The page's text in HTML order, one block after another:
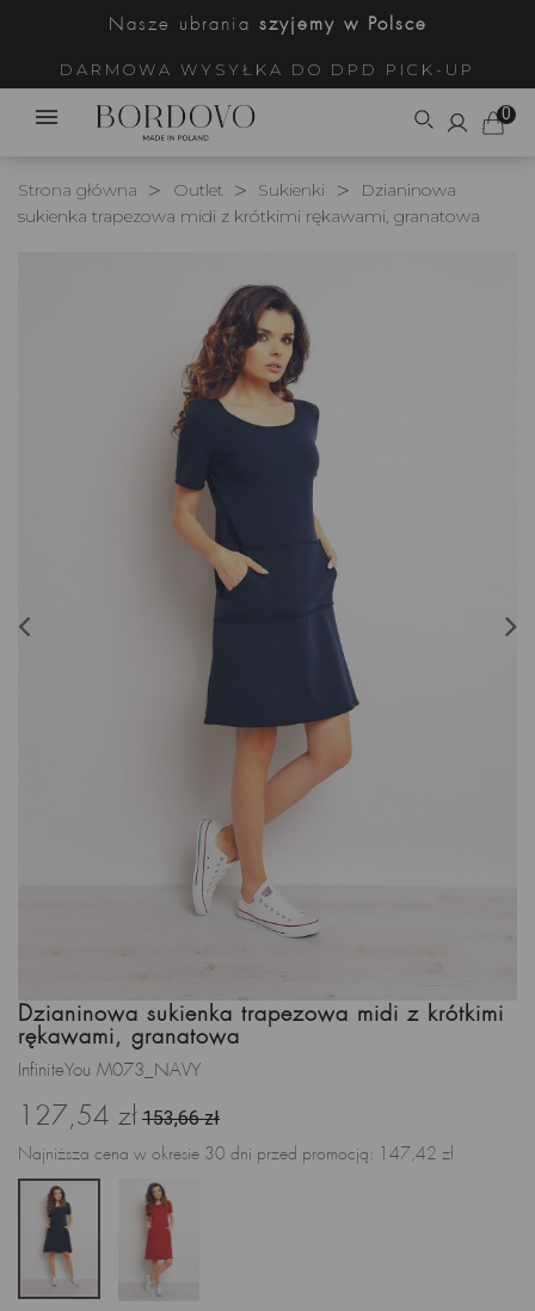
Nasze ubrania szyjemy w Polsce
DARMOWA WYSYŁKA DO DPD PICK-UP
0
Strona główna Outlet Sukienki
Dzianinowa
sukienka trapezowa midi z krótkimi rękawami, granatowa
Dzianinowa sukienka trapezowa midi z krótkimi
rękawami, granatowa
InfiniteYou M073_NAVY
127,54 zł 153,66 zł
Najniższa cena w okresie 30 dni przed promocją: 147,42 zł